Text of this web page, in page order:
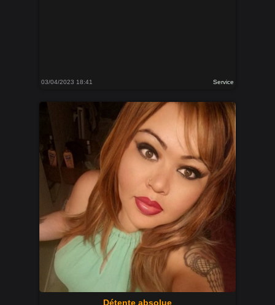
03/04/2023 18:41 Service
Détente absolue